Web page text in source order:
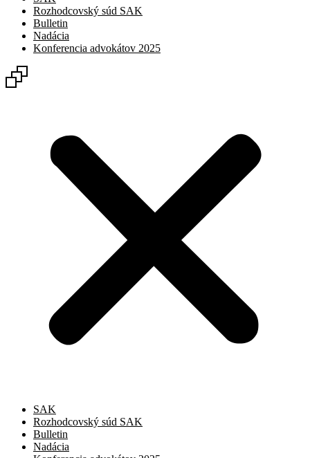
Rozhodcovský súd SAK
Bulletin
Nadácia
Konferencia advokátov 2025
SAK
Rozhodcovský súd SAK
Bulletin
Nadácia